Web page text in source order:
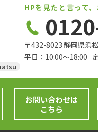
HPを見たと言って
〒432-8023 静岡県浜
平日：10:00〜18:00
お問い合わせは
こちら